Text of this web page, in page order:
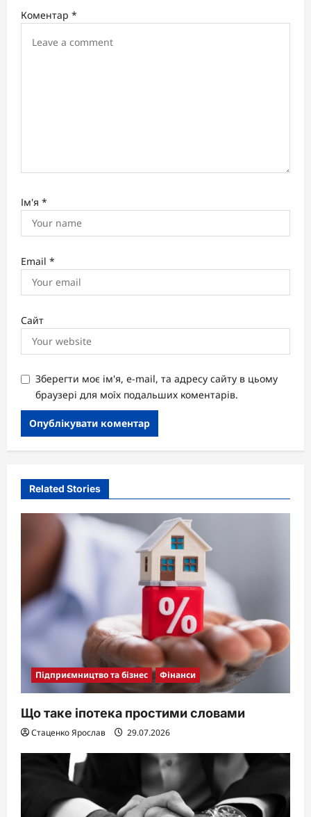
iКоментар *
Ім'я *
Email *
Сайт
Зберегти моє ім'я, e-mail, та адресу сайту в цьому
браузері для моїх подальших коментарів.
Related Stories
Підприємництво та бізнес Фінанси
Що таке іпотека простими словами
Стаценко Ярослав 29.07.2026